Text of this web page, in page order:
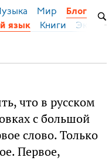
Мир Блог
язык Книги
что в русском
с большой
слово. Только
Первое,